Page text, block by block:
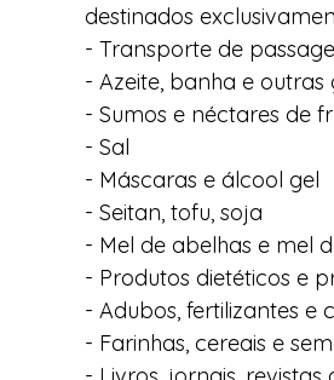
destinados
- Transporte de
- Azeite, banha e
- Sumos e néctares de
- Sal
- Máscaras e álcool gel
- Seitan, tofu, soja
- Mel de abelhas e mel
- Produtos dietéticos e
- Adubos, fertilizantes e
- Farinhas, cereais e